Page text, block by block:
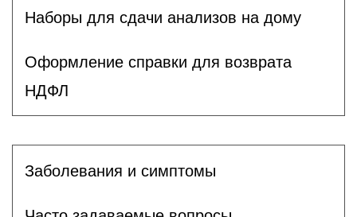
Наборы для сдачи анализов на дому
Оформление справки для возврата
НДФЛ
Заболевания и симптомы